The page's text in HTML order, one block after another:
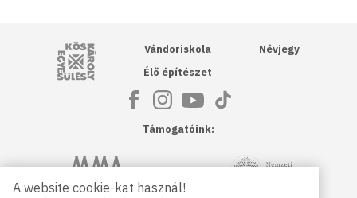
Kós Károly Egyesülés
Vándoriskola
Élő építészet
Névjegy
Támogatóink:
Magyar Művészeti Akadémia NKA
A website cookie-kat használ!